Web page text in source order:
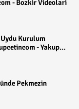
- Bozkir Videolari
Kurulum
- Yakup
Pekmezin